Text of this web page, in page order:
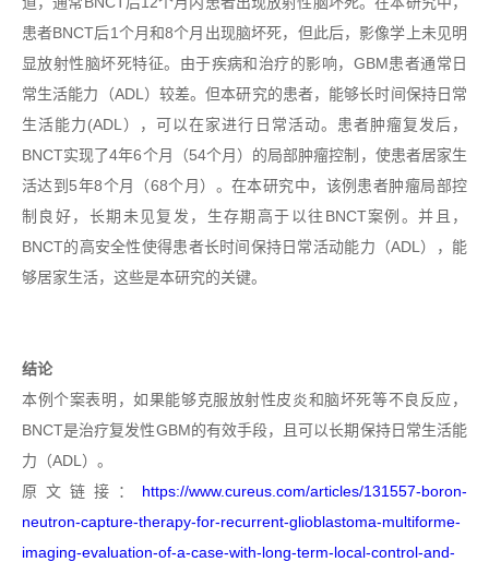
患者BNCT后1个月和8个月出现脑坏死，但此后，影像学上未见明
显放射性脑坏死特征。由于疾病和治疗的影响，GBM患者通常日
常生活能力（ADL）较差。但本研究的患者，能够长时间保持日常
生活能力(ADL），可以在家进行日常活动。患者肿瘤复发后，
BNCT实现了4年6个月（54个月）的局部肿瘤控制，使患者居家生
活达到5年8个月（68个月）。在本研究中，该例患者肿瘤局部控
制良好，长期未见复发，生存期高于以往BNCT案例。并且，
BNCT的高安全性使得患者长时间保持日常活动能力（ADL），能
够居家生活，这些是本研究的关键。
结论
本例个案表明，如果能够克服放射性皮炎和脑坏死等不良反应，
BNCT是治疗复发性GBM的有效手段，且可以长期保持日常生活能
力（ADL）。
原文链接： https://www.cureus.com/articles/131557-boron-
neutron-capture-therapy-for-recurrent-glioblastoma-multiforme-
imaging-evaluation-of-a-case-with-long-term-local-control-and-